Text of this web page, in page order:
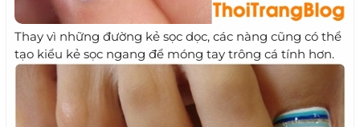
Thay vì những đường kẻ sọc dọc, các nàng cũng có thể
tạo kiểu kẻ sọc ngang để móng tay trông cá tính hơn.